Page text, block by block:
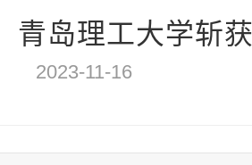
青岛理工大学斩
2023-11-16